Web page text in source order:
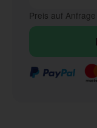
Preis auf Anfrage